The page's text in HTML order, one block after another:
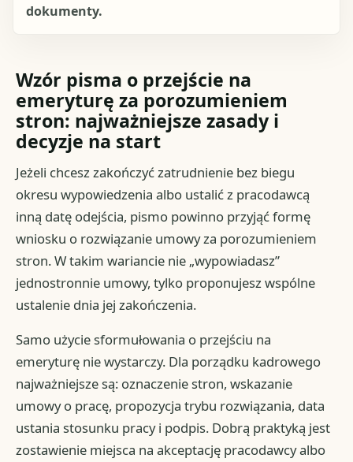
dokumenty.
Wzór pisma o przejście na
emeryturę za porozumieniem
stron: najważniejsze zasady i
decyzje na start
Jeżeli chcesz zakończyć zatrudnienie bez biegu
okresu wypowiedzenia albo ustalić z pracodawcą
inną datę odejścia, pismo powinno przyjąć formę
wniosku o rozwiązanie umowy za porozumieniem
stron. W takim wariancie nie „wypowiadasz”
jednostronnie umowy, tylko proponujesz wspólne
ustalenie dnia jej zakończenia.
Samo użycie sformułowania o przejściu na
emeryturę nie wystarczy. Dla porządku kadrowego
najważniejsze są: oznaczenie stron, wskazanie
umowy o pracę, propozycja trybu rozwiązania, data
ustania stosunku pracy i podpis. Dobrą praktyką jest
zostawienie miejsca na akceptację pracodawcy albo